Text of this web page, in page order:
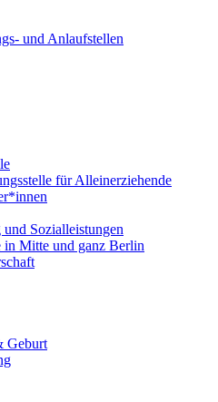
und Anlaufstellen
für Alleinerziehende
Sozialleistungen
in Mitte und ganz Berlin
Geburt